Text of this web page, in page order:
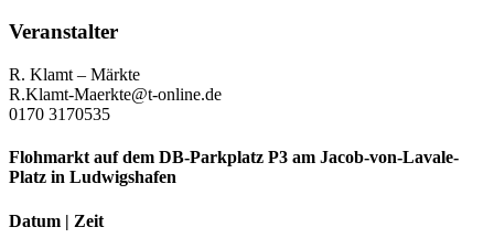
Veranstalter
R. Klamt – Märkte
R.Klamt-Maerkte@t-online.de
0170 3170535
Flohmarkt auf dem DB-Parkplatz P3 am Jacob-von-Lavale-
Platz in Ludwigshafen
Datum | Zeit